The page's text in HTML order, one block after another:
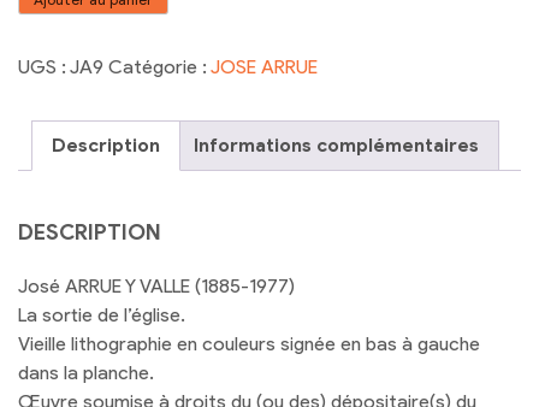
VALLE
-
sortie
l'église
UGS : JA9 Catégorie : JOSE ARRUE
Description Informations complémentaires
DESCRIPTION
José ARRUE Y VALLE (1885-1977)
La sortie de l’église.
Vieille lithographie en couleurs signée en bas à gauche
dans la planche.
Œuvre soumise à droits du (ou des) dépositaire(s) du